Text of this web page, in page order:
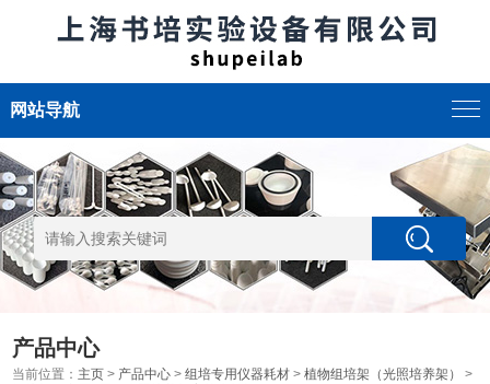
网站导航
产品中心
当前位置： 主页 > 产品中心 >组培专用仪器耗材 >植物组培架（光照培养架）
>